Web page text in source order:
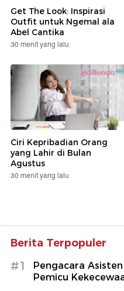
Get The Look: Inspirasi
Outfit untuk Ngemal ala
Abel Cantika
30 menit yang lalu
Ciri Kepribadian Orang
yang Lahir di Bulan
Agustus
30 menit yang lalu
Berita Terpopuler
#1
Pengacara
Pemicu